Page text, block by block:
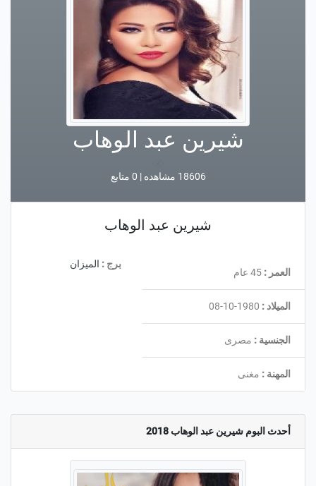
شيرين عبد الوهاب
18606 مشاهده | 0 متابع
شيرين عبد الوهاب
العمر :
الميلاد : 1980-10-08
الجنسية : مصرى
المهنة : مغنى
برج : الميزان
أحدث البوم شيرين عبد الوهاب 2018